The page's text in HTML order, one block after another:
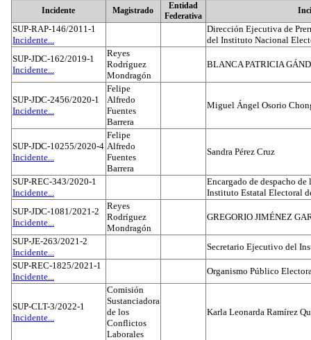
Incidente Magistrado
Entidad
Federativa
SUP-RAP-146/2011-1
Incidente...
Dirección Ejecutiva de
del Instituto Nacional
SUP-JDC-162/2019-1
Incidente...
Reyes
Rodríguez
Mondragón
BLANCA PATRICIA
SUP-JDC-2456/2020-1
Incidente...
Felipe
Alfredo
Fuentes
Barrera
Miguel Ángel Osorio
SUP-JDC-10255/2020-4
Incidente...
Felipe
Alfredo
Fuentes
Barrera
Sandra Pérez Cruz
SUP-REC-343/2020-1
Incidente...
Encargado de despacho
Instituto Estatal Electoral
SUP-JDC-1081/2021-2
Incidente...
Reyes
Rodríguez
Mondragón
GREGORIO JIMÉNEZ
SUP-JE-263/2021-2
Incidente...
Secretario Ejecutivo del
SUP-REC-1825/2021-1
Incidente...
Organismo Público
SUP-CLT-3/2022-1
Incidente...
Comisión
Sustanciadora
de los
Conflictos
Laborales
Karla Leonarda Ramírez